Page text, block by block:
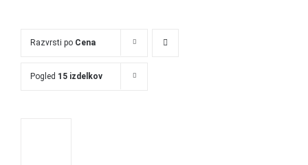
Razvrsti po Cena
Pogled 15 izdelkov